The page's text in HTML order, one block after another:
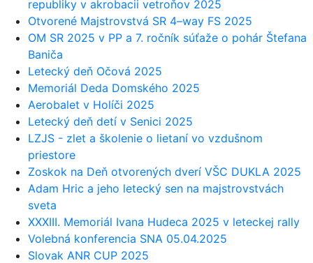
republiky v akrobacii vetroňov 2025
Otvorené Majstrovstvá SR 4–way FS 2025
OM SR 2025 v PP a 7. ročník súťaže o pohár Štefana
Baniča
Letecký deň Očová 2025
Memoriál Deda Domského 2025
Aerobalet v Holíči 2025
Letecký deň detí v Senici 2025
LZJS - zlet a školenie o lietaní vo vzdušnom
priestore
Zoskok na Deň otvorených dverí VŠC DUKLA 2025
Adam Hric a jeho letecký sen na majstrovstvách
sveta
XXXIII. Memoriál Ivana Hudeca 2025 v leteckej rally
Volebná konferencia SNA 05.04.2025
Slovak ANR CUP 2025